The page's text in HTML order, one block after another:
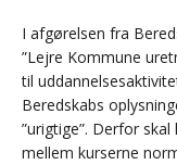
I afgørelsen fra
”Lejre Kommune
til
Beredskabs
”urigtige”. Derfor
mellem kurserne